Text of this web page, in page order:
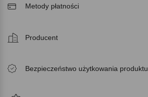
Metody płatności
Producent
Bezpieczeństwo użytkowania produktu